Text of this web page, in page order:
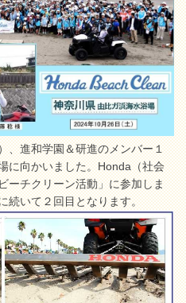
進和学園＆研進のメンバー１
に向かいました。Honda（社会
ーチクリーン活動」に参加しま
続いて２回目となります。